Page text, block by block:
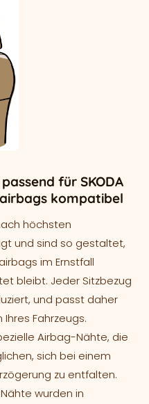
für SKODA
kompatibel
höchsten
und sind so gestaltet,
im Ernstfall
bleibt. Jeder Sitzbezug
und passt daher
Fahrzeugs.
Airbag-Nähte, die
sich bei einem
zu entfalten.
wurden in